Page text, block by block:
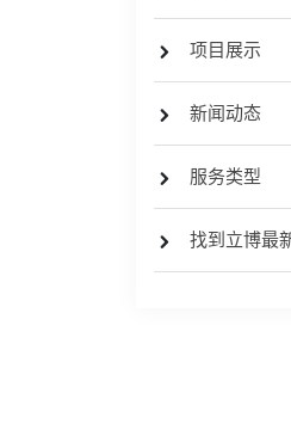
项目展示
新闻动态
服务类型
找到立博最